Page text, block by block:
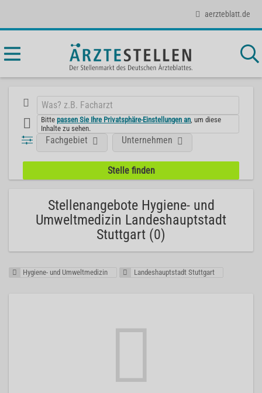
aerzteblatt.de
Bittepassen Sie Ihre Privatsphäre-Einstellungen an , um diese
Inhalte zu sehen.
Fachgebiet Unternehmen
Stellenangebote Hygiene- und
Umweltmedizin Landeshauptstadt
Stuttgart (0)
Hygiene- und Umweltmedizin Landeshauptstadt Stuttgart